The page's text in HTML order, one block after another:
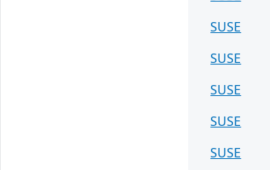
SUSE
SUSE
SUSE
SUSE
SUSE